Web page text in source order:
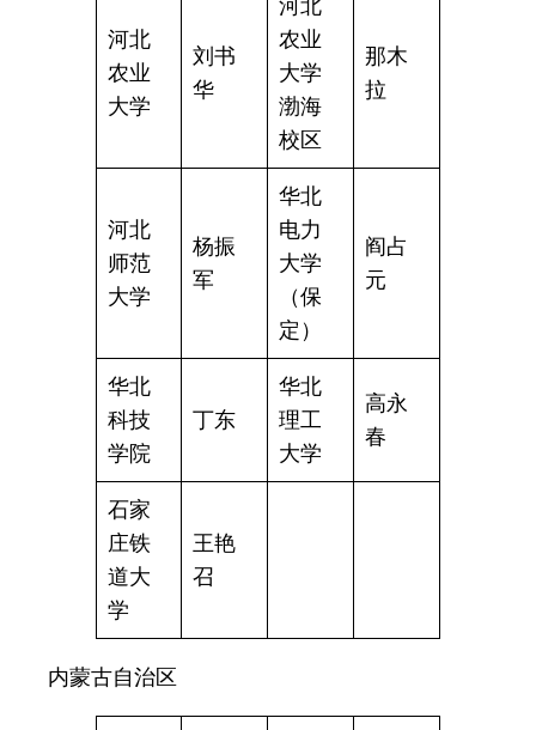
河北
农业
大学
刘书
华
河北
农业
大学
渤海
校区
那木
拉
河北
师范
大学
杨振
军
华北
电力
大学
（保
定）
阎占
元
华北
科技
学院
丁东
华北
理工
大学
高永
春
石家
庄铁
道大
学
王艳
召
内蒙古自治区